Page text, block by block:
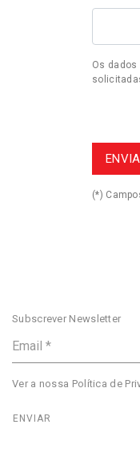
Os
(*)
Subscrever Newsletter
Ver a nossa Política de